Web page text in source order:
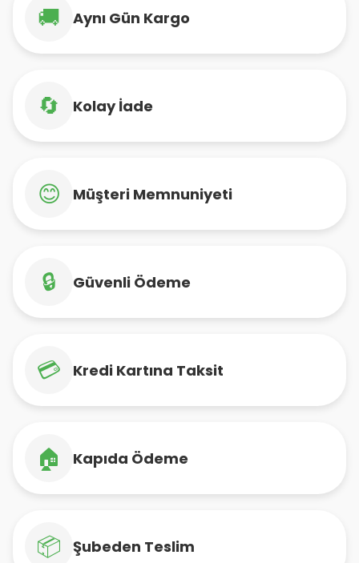
🚚 Aynı Gün Kargo
🔄 Kolay İade
😊 Müşteri Memnuniyeti
🔒 Güvenli Ödeme
💳 Kredi Kartına Taksit
🏠 Kapıda Ödeme
📦 Şubeden Teslim